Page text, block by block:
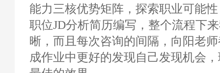
能力三核优势矩阵，探索职业可能
职位JD分析简历编写，整个流程下
晰，而且每次咨询的间隔，向阳老
成作业中更好的发现自己发现机会